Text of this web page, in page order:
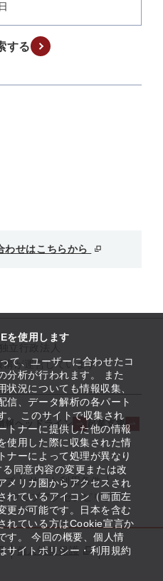
を使用します
て、ユーザーに合わせたコ
分析が行われます。 また
状況についても情報収集、
信、データ解析の各パート
。 このサイトで収集され
トナーに提供した他の情報
使用した際に収集された情
ナーによって処理が異なり
同意内容の変更または改
メリカ圏からアクセスされ
れているアイコン（画面左
更が可能です。日本を含む
れている方はCookie宣言か
す。 今回の概要、個人情
サイトポリシー・利用規約
する
わせはこちらから
が運営しています
報ヘッドライン
起業支援
プ
サイト利用条件
ウェブアクセシビリティ
個人情報保護